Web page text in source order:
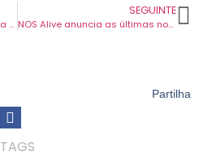
LP (Laura Pergolizzi) é a primeira confirmação do AgitÁgueda 2026, que decorre de 4 a 26 de julho com entrada livre.
SEGUINTE
NOS Alive anuncia as últimas novidades. Palco Comédia, Coreto e Fado Café fecham cartaz.
Partilha
TAGS